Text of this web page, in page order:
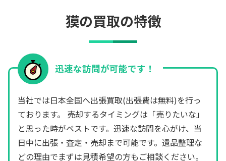
獏の買取の特徴
迅速な訪問が可能です！
当社では日本全国へ出張買取(出張費は無料)を行っ
ております。 売却するタイミングは「売りたいな」
と思った時がベストです。迅速な訪問を心がけ、当
日中に出張・査定・売却まで可能です。遺品整理な
どの理由でまずは見積希望の方もご相談ください。